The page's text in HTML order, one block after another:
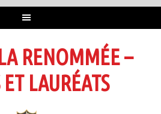
RENOMMÉE –
LAURÉATS